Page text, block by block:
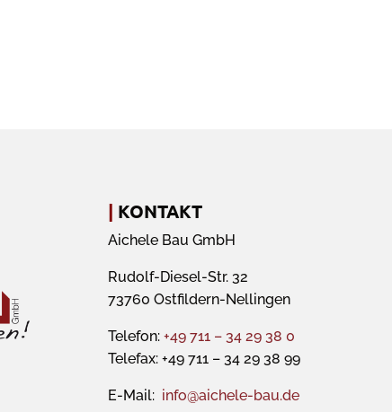
| KONTAKT
Aichele Bau GmbH
Rudolf-Diesel-Str. 32
73760 Ostfildern-Nellingen
Telefon: +49 711 – 34 29 38 0
Telefax: +49 711 – 34 29 38 99
E-Mail: info@aichele-bau.de